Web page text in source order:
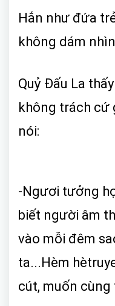
Hắn như đứa
không dám
Quỷ Đấu La
không trách cứ
nói:
-Ngươi tưởng
biết người âm
vào mỗi đêm
ta...Hèm
cút, muốn cùng